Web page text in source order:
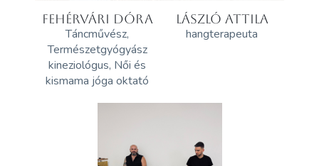
FEHÉRVÁRI DÓRA
Táncművész,
Természetgyógyász
kineziológus, Női és
kismama jóga oktató
LÁSZLÓ ATTILA
hangterapeuta